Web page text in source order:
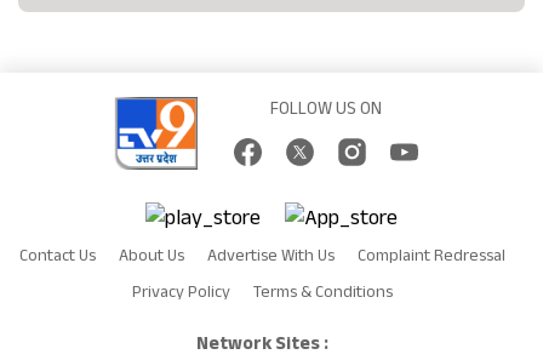
FOLLOW US ON
Contact Us About Us Advertise With Us
Complaint Redressal
Privacy Policy
Terms & Conditions
Network Sites :